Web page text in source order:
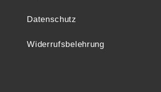
Datenschutz
Widerrufsbelehrung